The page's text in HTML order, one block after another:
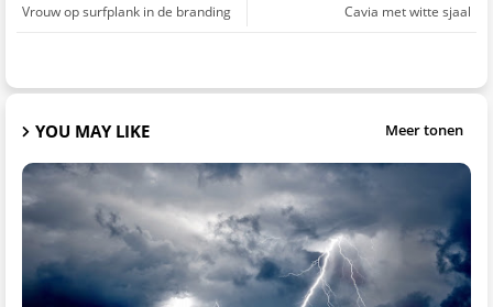
Cavia met witte sjaal
Vrouw op surfplank in de branding
YOU MAY LIKE Meer tonen